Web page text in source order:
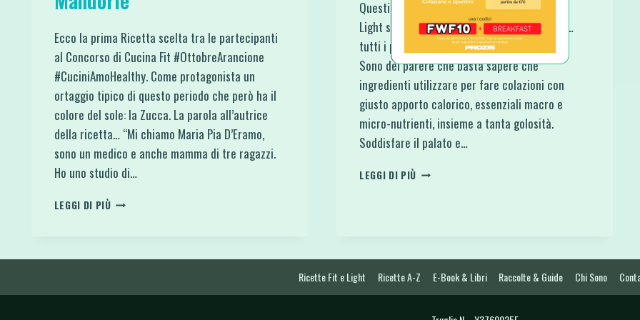
Ecco la prima Ricetta scelta tra le partecipanti
al Concorso di Cucina Fit #OttobreArancione
#CuciniAmoHealthy. Come protagonista un
ortaggio tipico di questo periodo che però ha il
colore del sole: la Zucca. La parola all’autrice
della ricetta… “Mi chiamo Maria Pia D’Eramo,
sono un medico e anche mamma di tre ragazzi.
Ho uno studio di…
LEGGI DI PIÙTORTA
ALLA
Questi Pancake 4 Ingredienti alla Zucca Fit e
Light sono la felicità! Però, ora che ci penso…
tutti i pancake e tutti i dolci sono la felicità!
Sono del parere che basta sapere che
ingredienti utilizzare per fare colazioni con
giusto apporto calorico, essenziali macro e
micro-nutrienti, insieme a tanta golosità.
Soddisfare il palato e…
LEGGI DI PIÙ PANCAKE
E
LIGHT
Ricette Fit e Light Ricette A-Z E-Book & Libri Raccolte & Guide Chi Sono